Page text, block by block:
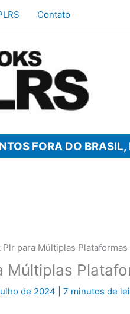
Contato
FORA DO
Plr para Múltiplas Plataformas
Múltiplas
de 2024 |7 minutos de